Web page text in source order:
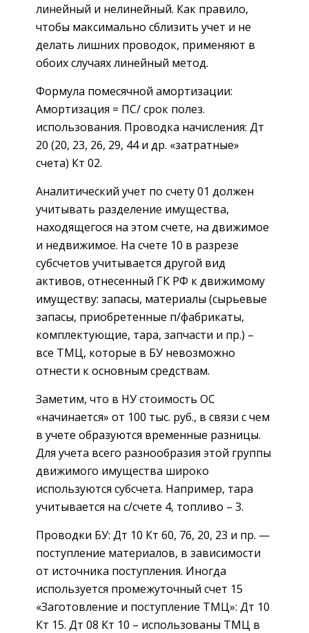
линейный и нелинейный. Как правило,
чтобы максимально сблизить учет и не
делать лишних проводок, применяют в
обоих случаях линейный метод.
Формула помесячной амортизации:
Амортизация = ПС/ срок полез.
использования. Проводка начисления: Дт
20 (20, 23, 26, 29, 44 и др. «затратные»
счета) Кт 02.
Аналитический учет по счету 01 должен
учитывать разделение имущества,
находящегося на этом счете, на движимое
и недвижимое. На счете 10 в разрезе
субсчетов учитывается другой вид
активов, отнесенный ГК РФ к движимому
имуществу: запасы, материалы (сырьевые
запасы, приобретенные п/фабрикаты,
комплектующие, тара, запчасти и пр.) –
все ТМЦ, которые в БУ невозможно
отнести к основным средствам.
Заметим, что в НУ стоимость ОС
«начинается» от 100 тыс. руб., в связи с чем
в учете образуются временные разницы.
Для учета всего разнообразия этой группы
движимого имущества широко
используются субсчета. Например, тара
учитывается на с/счете 4, топливо – 3.
Проводки БУ: Дт 10 Кт 60, 76, 20, 23 и пр. —
поступление материалов, в зависимости
от источника поступления. Иногда
используется промежуточный счет 15
«Заготовление и поступление ТМЦ»: Дт 10
Кт 15. Дт 08 Кт 10 – использованы ТМЦ в